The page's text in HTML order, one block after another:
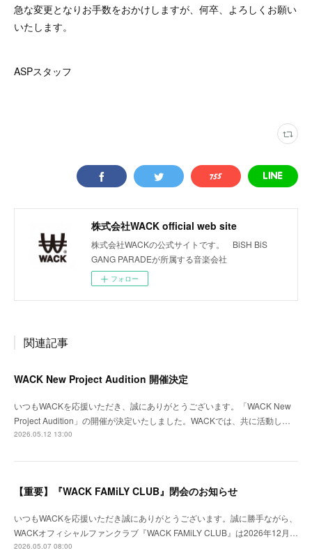
急な変更となりお手数をおかけしますが、何卒、よろしくお願い
いたします。
ASPスタッフ
株式会社WACK official web site
株式会社WACKの公式サイトです。 BiSH BiS
GANG PARADEが所属する音楽会社
フォロー
関連記事
WACK New Project Audition 開催決定
いつもWACKを応援いただき、誠にありがとうございます。「WACK New
Project Audition」の開催が決定いたしました。WACKでは、共に活動し…
2026.05.12 13:00
【重要】『WACK FAMiLY CLUB』閉会のお知らせ
いつもWACKを応援いただき誠にありがとうございます。誠に勝手ながら、
WACKオフィシャルファンクラブ『WACK FAMiLY CLUB』は2026年12月…
2026.05.07 08:00